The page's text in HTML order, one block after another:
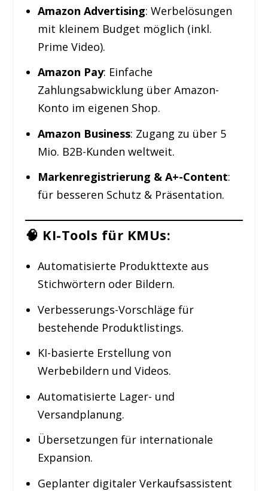
Amazon Advertising: Werbelösungen
mit kleinem Budget möglich (inkl.
Prime Video).
Amazon Pay: Einfache
Zahlungsabwicklung über Amazon-
Konto im eigenen Shop.
Amazon Business: Zugang zu über 5
Mio. B2B-Kunden weltweit.
Markenregistrierung & A+-Content:
für besseren Schutz & Präsentation.
🧠 KI-Tools für KMUs:
Automatisierte Produkttexte aus
Stichwörtern oder Bildern.
Verbesserungs-Vorschläge für
bestehende Produktlistings.
KI-basierte Erstellung von
Werbebildern und Videos.
Automatisierte Lager- und
Versandplanung.
Übersetzungen für internationale
Expansion.
Geplanter digitaler Verkaufsassistent